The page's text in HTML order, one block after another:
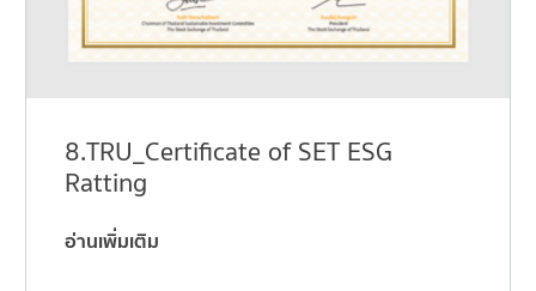
8.TRU_Certificate of SET ESG
Ratting
อ่านเพิ่มเติม